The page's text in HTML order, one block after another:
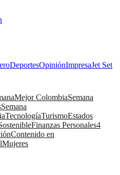
DeportesOpiniónImpresaJet Set
Mejor ColombiaSemana
Semana
TecnologíaTurismoEstados
Finanzas Personales4
Contenido en
Mujeres